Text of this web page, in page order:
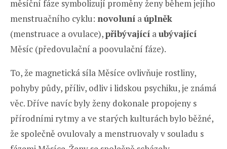
měsíční fáze symbolizují proměny ženy během jejího
menstruačního cyklu: novoluní aúplněk
(menstruace a ovulace),přibývající aubývající
Měsíc (předovulační a poovulační fáze).
To, že magnetická síla Měsíce ovlivňuje rostliny,
pohyby půdy, příliv, odliv i lidskou psychiku, je známá
věc. Dříve navíc byly ženy dokonale propojeny s
přírodními rytmy a ve starých kulturách bylo běžné,
že společně ovulovaly a menstruovaly v souladu s